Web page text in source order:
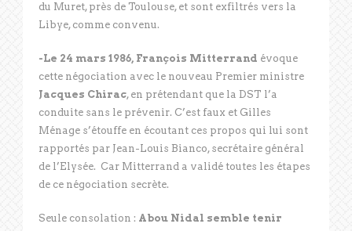
du Muret, près de Toulouse, et sont exfiltrés vers la
Libye, comme convenu.
-Le 24 mars 1986, François Mitterrand évoque
cette négociation avec le nouveau Premier ministre
Jacques Chirac, en prétendant que la DST l’a
conduite sans le prévenir. C’est faux et Gilles
Ménage s’étouffe en écoutant ces propos qui lui sont
rapportés par Jean-Louis Bianco, secrétaire général
de l’Elysée. Car Mitterrand a validé toutes les étapes
de ce négociation secrète.
Seule consolation : Abou Nidal semble tenir